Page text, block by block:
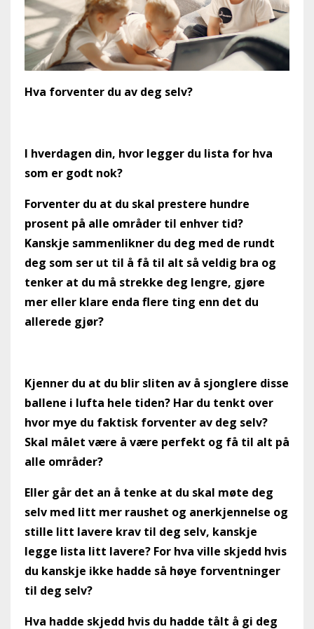
Hva forventer du av deg selv?
I hverdagen din, hvor legger du lista for hva
som er godt nok?
Forventer du at du skal prestere hundre
prosent på alle områder til enhver tid?
Kanskje sammenlikner du deg med de rundt
deg som ser ut til å få til alt så veldig bra og
tenker at du må strekke deg lengre, gjøre
mer eller klare enda flere ting enn det du
allerede gjør?
Kjenner du at du blir sliten av å sjonglere disse
ballene i lufta hele tiden? Har du tenkt over
hvor mye du faktisk forventer av deg selv?
Skal målet være å være perfekt og få til alt på
alle områder?
Eller går det an å tenke at du skal møte deg
selv med litt mer raushet og anerkjennelse og
stille litt lavere krav til deg selv, kanskje
legge lista litt lavere? For hva ville skjedd hvis
du kanskje ikke hadde så høye forventninger
til deg selv?
Hva hadde skjedd hvis du hadde tålt å gi deg